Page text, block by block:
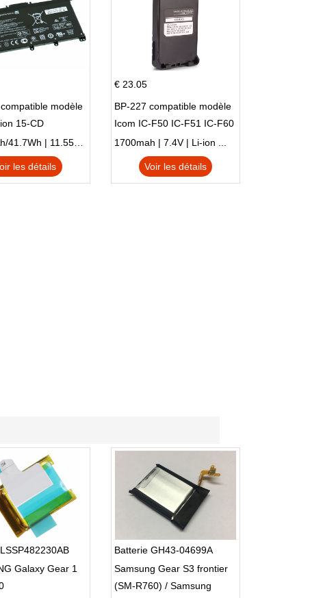
modèle
15-CD
les détails
€ 23.05
BP-227 compatible modèle
Icom IC-F50 IC-F51 IC-F60
IC-F61 IC-M87
1700mah | 7.4V | Li-ion ...
Voir les détails
Galaxy Gear 1
Batterie GH43-04699A
Samsung Gear S3 frontier
(SM-R760) / Samsung